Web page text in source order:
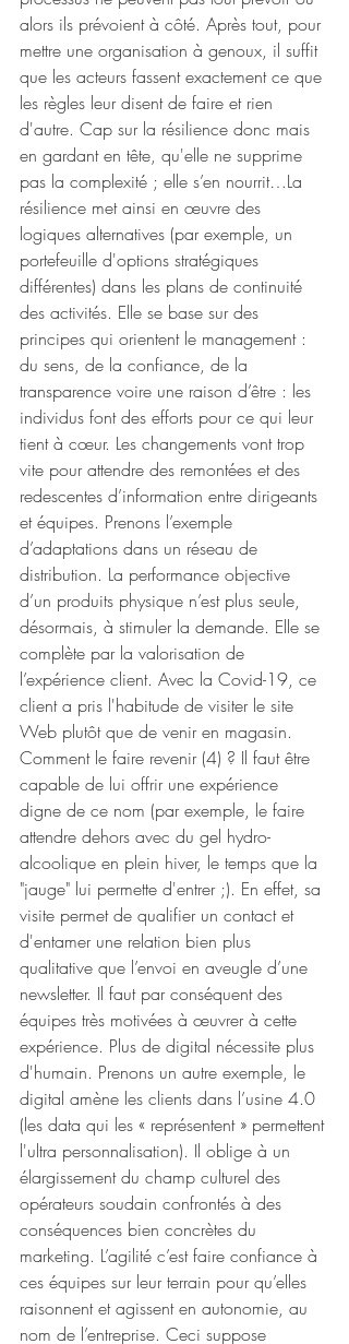
alors ils prévoient à côté. Après tout, pour
mettre une organisation à genoux, il suffit
que les acteurs fassent exactement ce que
les règles leur disent de faire et rien
d'autre. Cap sur la résilience donc mais
en gardant en tête, qu'elle ne supprime
pas la complexité ; elle s’en nourrit…La
résilience met ainsi en œuvre des
logiques alternatives (par exemple, un
portefeuille d'options stratégiques
différentes) dans les plans de continuité
des activités. Elle se base sur des
principes qui orientent le management :
du sens, de la confiance, de la
transparence voire une raison d’être : les
individus font des efforts pour ce qui leur
tient à cœur. Les changements vont trop
vite pour attendre des remontées et des
redescentes d’information entre dirigeants
et équipes. Prenons l’exemple
d’adaptations dans un réseau de
distribution. La performance objective
d’un produits physique n’est plus seule,
désormais, à stimuler la demande. Elle se
complète par la valorisation de
l’expérience client. Avec la Covid-19, ce
client a pris l'habitude de visiter le site
Web plutôt que de venir en magasin.
Comment le faire revenir (4) ? Il faut être
capable de lui offrir une expérience
digne de ce nom (par exemple, le faire
attendre dehors avec du gel hydro-
alcoolique en plein hiver, le temps que la
"jauge" lui permette d'entrer ;). En effet, sa
visite permet de qualifier un contact et
d'entamer une relation bien plus
qualitative que l’envoi en aveugle d’une
newsletter. Il faut par conséquent des
équipes très motivées à œuvrer à cette
expérience. Plus de digital nécessite plus
d'humain. Prenons un autre exemple, le
digital amène les clients dans l’usine 4.0
(les data qui les « représentent » permettent
l'ultra personnalisation). Il oblige à un
élargissement du champ culturel des
opérateurs soudain confrontés à des
conséquences bien concrètes du
marketing. L’agilité c’est faire confiance à
ces équipes sur leur terrain pour qu’elles
raisonnent et agissent en autonomie, au
nom de l’entreprise. Ceci suppose